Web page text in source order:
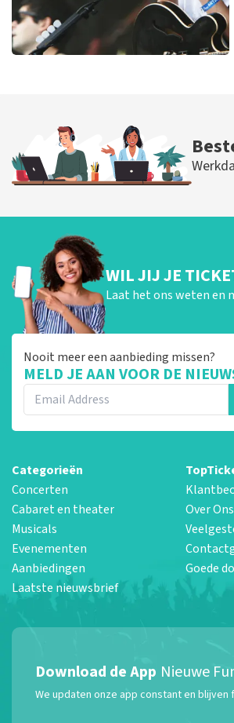
BESTEL NU
WIL JIJ JE
Laat het ons weten en
Nooit meer een aanbieding missen?
MELD JE AAN VOOR DE
Categorieën
Concerten
Cabaret en theater
Musicals
Evenementen
Aanbiedingen
Laatste nieuwsbrief
Over Ons
Goede
Download de App Nieuwe
We updaten onze app constant en